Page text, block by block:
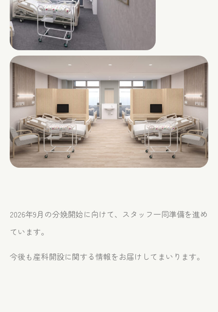
2026年9月の分娩開始に向けて、スタッフ一同準備を進め
ています。
今後も産科開設に関する情報をお届けしてまいります。